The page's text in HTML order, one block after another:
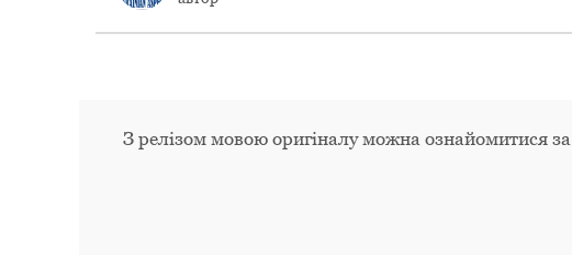
З релізом мовою оригіналу можна ознайомитися за